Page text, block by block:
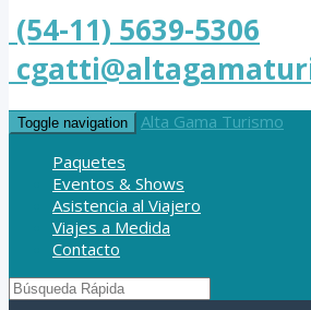
(54-11) 5639-5306
Toggle navigation
Alta Gama Turismo
Paquetes
Eventos & Shows
Asistencia al Viajero
Viajes a Medida
Contacto